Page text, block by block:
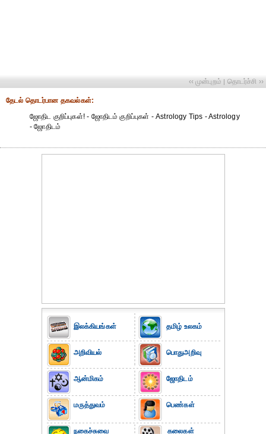
‹‹ முன்புறம் | தொடர்ச்சி ››
தேட‌ல் தொட‌ர்பான தகவ‌ல்க‌ள்:
ஜோதிட குறிப்புகள்! - ஜோதிடம் குறிப்புகள் - Astrology Tips - Astrology
- ஜோதிடம்
இலக்கியங்கள்
அறிவியல்
ஆன்மிகம்
மருத்துவம்
நகைச்சுவை
தமிழ் உலகம்
பொதுஅறிவு
ஜோதிடம்
பெண்கள்
கலைகள்